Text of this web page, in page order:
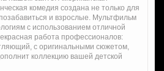
комедия создана не только для
и взрослые. Мультфильм
с использованием отличной
работа профессионалов:
с оригинальными сюжетом,
коллекцию вашей детской